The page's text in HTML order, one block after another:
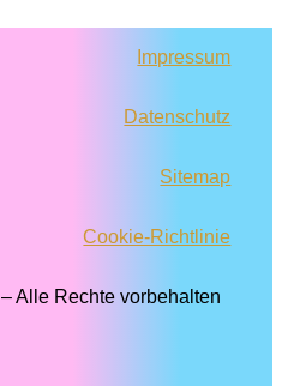
Impressum
Datenschutz
Sitemap
Cookie-Richtlinie
– Alle Rechte vorbehalten